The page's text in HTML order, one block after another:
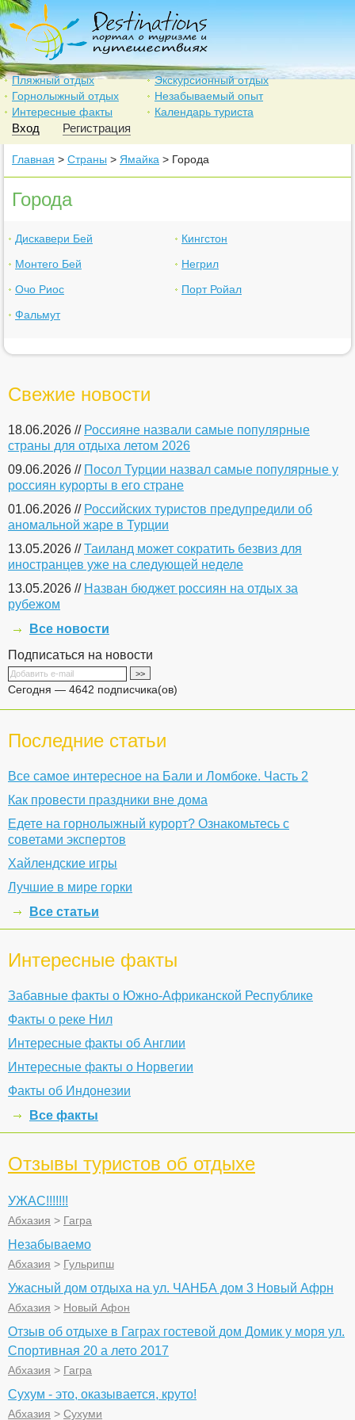
Пляжный отдых
Экскурсионный отдых
Горнолыжный отдых
Незабываемый опыт
Интересные факты
Календарь туриста
Вход Регистрация
Главная > Страны > Ямайка > Города
Города
Дискавери Бей
Кингстон
Монтего Бей
Негрил
Очо Риос
Порт Ройал
Фальмут
Свежие новости
18.06.2026 // Россияне назвали самые популярные
страны для отдыха летом 2026
09.06.2026 // Посол Турции назвал самые популярные у
россиян курорты в его стране
01.06.2026 // Российских туристов предупредили об
аномальной жаре в Турции
13.05.2026 //Таиланд может сократить безвиз для
иностранцев уже на следующей неделе
13.05.2026 // Назван бюджет россиян на отдых за
рубежом
Все новости
Подписаться на новости
Сегодня — 4642 подписчика(ов)
Последние статьи
Все самое интересное на Бали и Ломбоке. Часть 2
Как провести праздники вне дома
Едете на горнолыжный курорт? Ознакомьтесь с
советами экспертов
Хайлендские игры
Лучшие в мире горки
Все статьи
Интересные факты
Забавные факты о Южно-Африканской Республике
Факты о реке Нил
Интересные факты об Англии
Интересные факты о Норвегии
Факты об Индонезии
Все факты
Отзывы туристов об отдыхе
УЖАС!!!!!!!
Абхазия > Гагра
Незабываемо
Абхазия > Гульрипш
Ужасный дом отдыха на ул. ЧАНБА дом 3 Новый Афрн
Абхазия > Новый Афон
Отзыв об отдыхе в Гаграх гостевой дом Домик у моря ул.
Спортивная 20 а лето 2017
Абхазия > Гагра
Сухум - это, оказывается, круто!
Абхазия > Сухуми